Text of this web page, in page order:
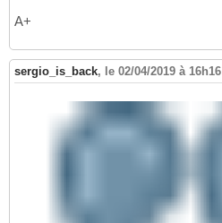
A+
sergio_is_back, le 02/04/2019 à 16h16